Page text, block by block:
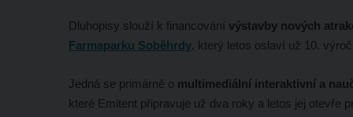
Dluhopisy slouží k financování výstavby nových
Farmaparku Soběhrdy, který letos oslaví už 10.
Jedná se primárně o multimediální interaktivní a
které Emitent připravuje už dva roky a letos jej otevře